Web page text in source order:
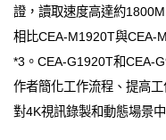
證，讀取速度高達約
相比CEA-M1920T與CEA-
*3。CEA-G1920T和CEA-
作者簡化工作流程、提高
對4K視訊錄製和動態場景